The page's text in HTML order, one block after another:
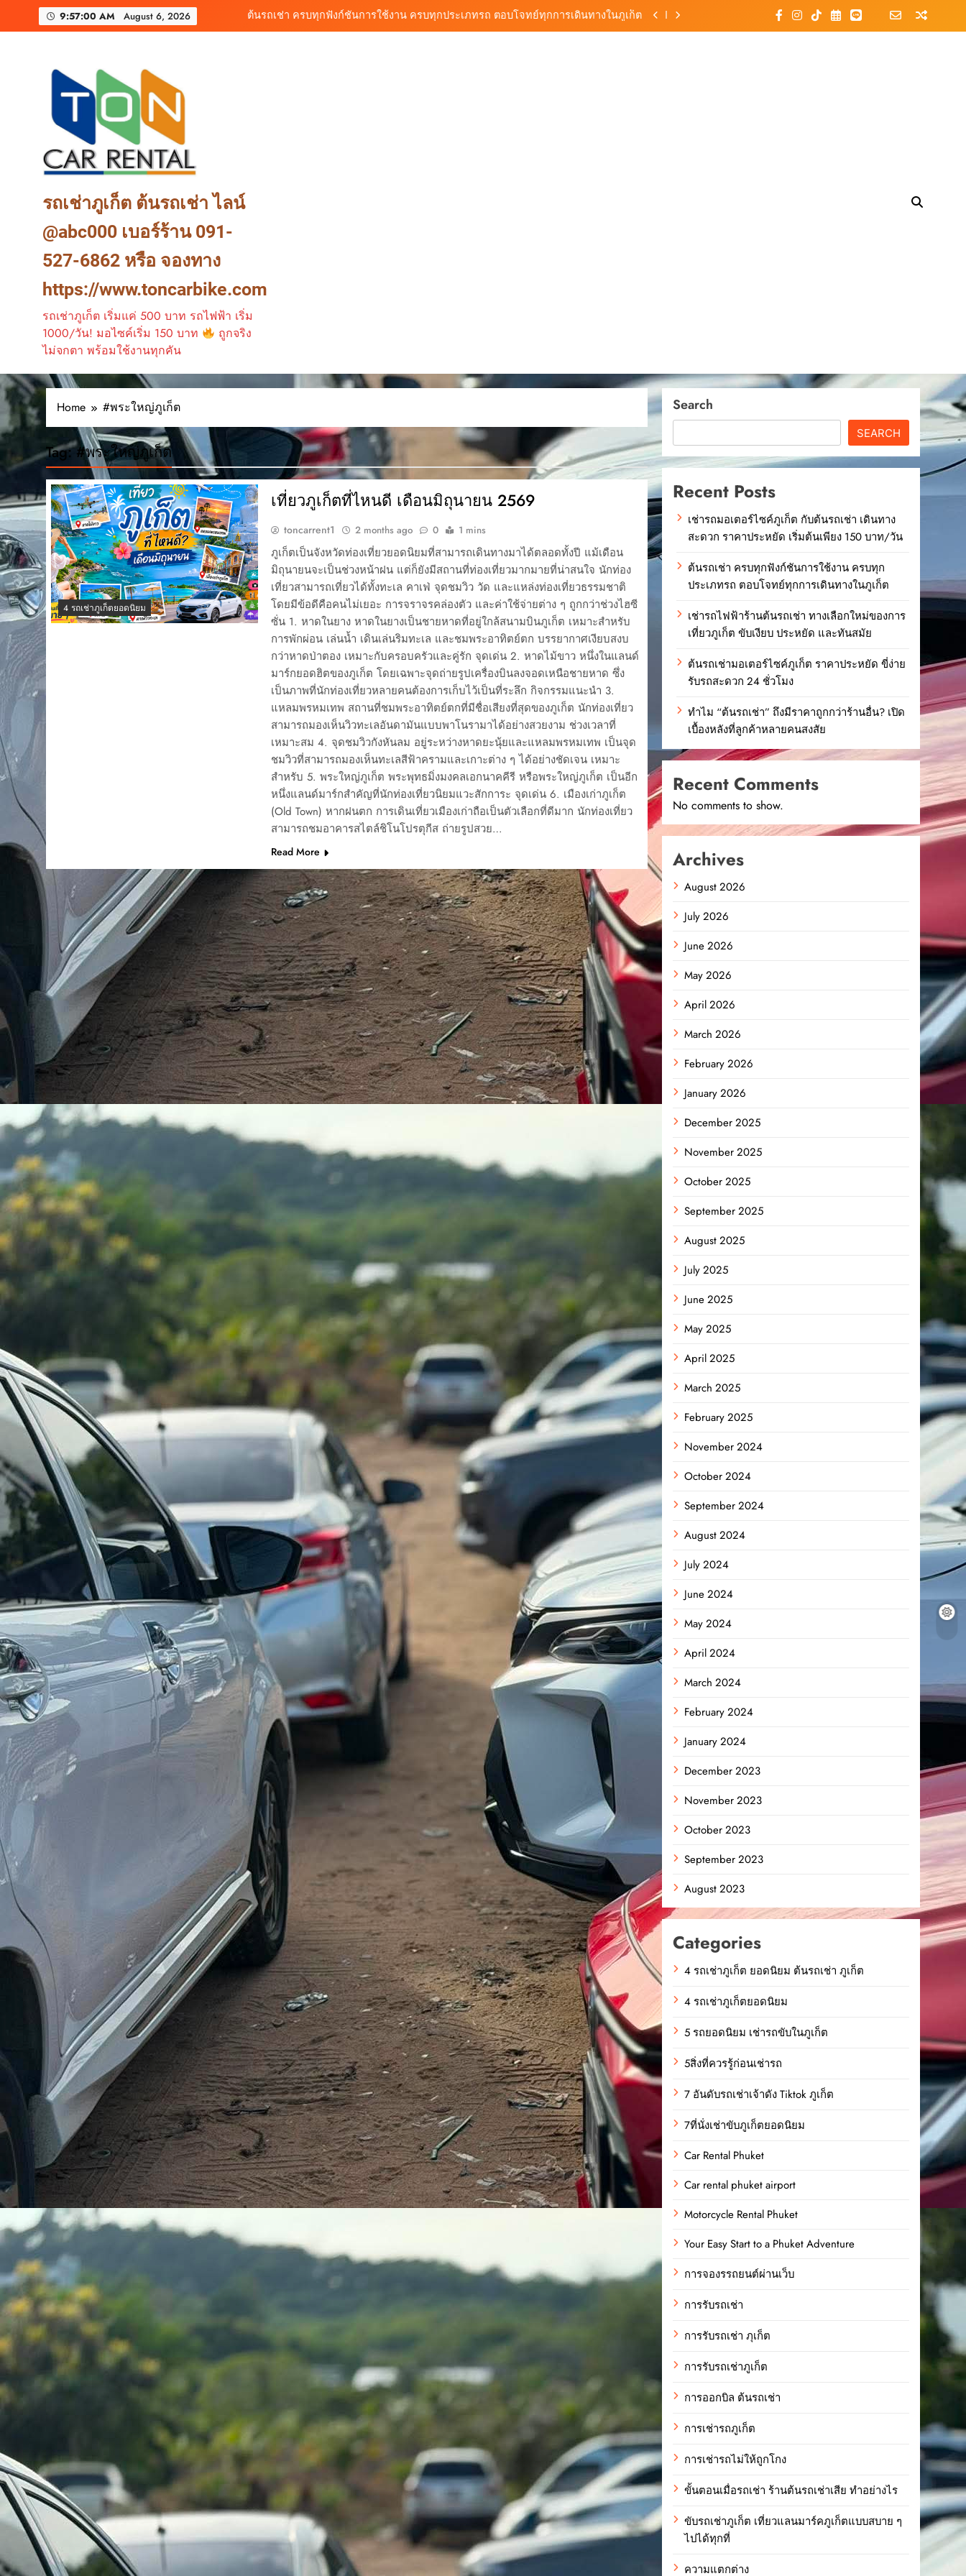
9:57:02 AM August 6, 2026
เช่ารถไฟฟ้าร้านต้นรถเช่า ทางเลือกใหม่ของการเที่ยวภูเก็ต ขับเงียบ ประหยัด และทันสมัย
รถเช่าภูเก็ต ต้นรถเช่า ไลน์
@abc000 เบอร์ร้าน 091-
527-6862 หรือ จองทาง
https://www.toncarbike.com
รถเช่าภูเก็ต เริ่มแค่ 500 บาท รถไฟฟ้า เริ่ม
1000/วัน! มอไซค์เริ่ม 150 บาท
ถูกจริง
ไม่จกตา พร้อมใช้งานทุกคัน
Home #พระใหญ่ภูเก็ต
Tag:#พระใหญ่ภูเก็ต
4 รถเช่าภูเก็ตยอดนิยม
เที่ยวภูเก็ตที่ไหนดี เดือนมิถุนายน 2569
toncarrent1 2 months ago 0 1 mins
ภูเก็ตเป็นจังหวัดท่องเที่ยวยอดนิยมที่สามารถเดินทางมาได้ตลอดทั้งปี แม้เดือน
มิถุนายนจะเป็นช่วงหน้าฝน แต่ก็ยังมีสถานที่ท่องเที่ยวมากมายที่น่าสนใจ นักท่อง
เที่ยวสามารถเที่ยวได้ทั้งทะเล คาเฟ่ จุดชมวิว วัด และแหล่งท่องเที่ยวธรรมชาติ
โดยมีข้อดีคือคนไม่เยอะ การจราจรคล่องตัว และค่าใช้จ่ายต่าง ๆ ถูกกว่าช่วงไฮซี
ซั่น 1. หาดในยาง หาดในยางเป็นชายหาดที่อยู่ใกล้สนามบินภูเก็ต เหมาะสำหรับ
การพักผ่อน เล่นน้ำ เดินเล่นริมทะเล และชมพระอาทิตย์ตก บรรยากาศเงียบสงบ
กว่าหาดป่าตอง เหมาะกับครอบครัวและคู่รัก จุดเด่น 2. หาดไม้ขาว หนึ่งในแลนด์
มาร์กยอดฮิตของภูเก็ต โดยเฉพาะจุดถ่ายรูปเครื่องบินลงจอดเหนือชายหาด ซึ่ง
เป็นภาพที่นักท่องเที่ยวหลายคนต้องการเก็บไว้เป็นที่ระลึก กิจกรรมแนะนำ 3.
แหลมพรหมเทพ สถานที่ชมพระอาทิตย์ตกที่มีชื่อเสียงที่สุดของภูเก็ต นักท่องเที่ยว
สามารถมองเห็นวิวทะเลอันดามันแบบพาโนรามาได้อย่างสวยงาม ช่วงเวลาที่
เหมาะสม 4. จุดชมวิวกังหันลม อยู่ระหว่างหาดยะนุ้ยและแหลมพรหมเทพ เป็นจุด
ชมวิวที่สามารถมองเห็นทะเลสีฟ้าครามและเกาะต่าง ๆ ได้อย่างชัดเจน เหมาะ
สำหรับ 5. พระใหญ่ภูเก็ต พระพุทธมิ่งมงคลเอกนาคคีรี หรือพระใหญ่ภูเก็ต เป็นอีก
หนึ่งแลนด์มาร์กสำคัญที่นักท่องเที่ยวนิยมแวะสักการะ จุดเด่น 6. เมืองเก่าภูเก็ต
(Old Town) หากฝนตก การเดินเที่ยวเมืองเก่าถือเป็นตัวเลือกที่ดีมาก นักท่องเที่ยว
สามารถชมอาคารสไตล์ชิโนโปรตุกีส ถ่ายรูปสวย…
Read More
Search
SEARCH
Recent Posts
เช่ารถมอเตอร์ไซค์ภูเก็ต กับต้นรถเช่า เดินทาง
สะดวก ราคาประหยัด เริ่มต้นเพียง 150 บาท/วัน
ต้นรถเช่า ครบทุกฟังก์ชันการใช้งาน ครบทุก
ประเภทรถ ตอบโจทย์ทุกการเดินทางในภูเก็ต
เช่ารถไฟฟ้าร้านต้นรถเช่า ทางเลือกใหม่ของการ
เที่ยวภูเก็ต ขับเงียบ ประหยัด และทันสมัย
ต้นรถเช่ามอเตอร์ไซค์ภูเก็ต ราคาประหยัด ขี่ง่าย
รับรถสะดวก 24 ชั่วโมง
ทำไม “ต้นรถเช่า” ถึงมีราคาถูกกว่าร้านอื่น? เปิด
เบื้องหลังที่ลูกค้าหลายคนสงสัย
Recent Comments
No comments to show.
Archives
August 2026
July 2026
June 2026
May 2026
April 2026
March 2026
February 2026
January 2026
December 2025
November 2025
October 2025
September 2025
August 2025
July 2025
June 2025
May 2025
April 2025
March 2025
February 2025
November 2024
October 2024
September 2024
August 2024
July 2024
June 2024
May 2024
April 2024
March 2024
February 2024
January 2024
December 2023
November 2023
October 2023
September 2023
August 2023
Categories
4 รถเช่าภูเก็ต ยอดนิยม ต้นรถเช่า ภูเก็ต
4 รถเช่าภูเก็ตยอดนิยม
5 รถยอดนิยม เช่ารถขับในภูเก็ต
5สิ่งที่ควรรู้ก่อนเช่ารถ
7 อันดับรถเช่าเจ้าดัง Tiktok ภูเก็ต
7ที่นั่งเช่าขับภูเก็ตยอดนิยม
Car Rental Phuket
Car rental phuket airport
Motorcycle Rental Phuket
Your Easy Start to a Phuket Adventure
การจองรรถยนต์ผ่านเว็บ
การรับรถเช่า
การรับรถเช่า ภุเก็ต
การรับรถเช่าภูเก็ต
การออกบิล ต้นรถเช่า
การเช่ารถภูเก็ต
การเช่ารถไม่ให้ถูกโกง
ขั้นตอนเมื่อรถเช่า ร้านต้นรถเช่าเสีย ทำอย่างไร
ขับรถเช่าภูเก็ต เที่ยวแลนมาร์คภูเก็ตแบบสบาย ๆ
ไปได้ทุกที่
ความแตกต่าง